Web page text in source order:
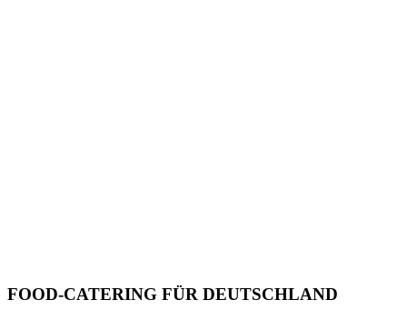
FOOD-CATERING FÜR DEUTSCHLAND